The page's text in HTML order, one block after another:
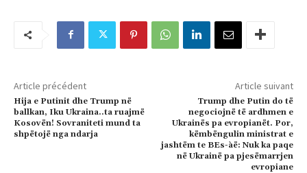
Article précédent
Hija e Putinit dhe Trump në
ballkan, Iku Ukraina..ta ruajmë
Kosovën! Sovraniteti mund ta
shpëtojë nga ndarja
Article suivant
Trump dhe Putin do të
negociojnë të ardhmen e
Ukrainës pa evropianët. Por,
këmbëngulin ministrat e
jashtëm te BEs-àë: Nuk ka paqe
në Ukrainë pa pjesëmarrjen
evropiane